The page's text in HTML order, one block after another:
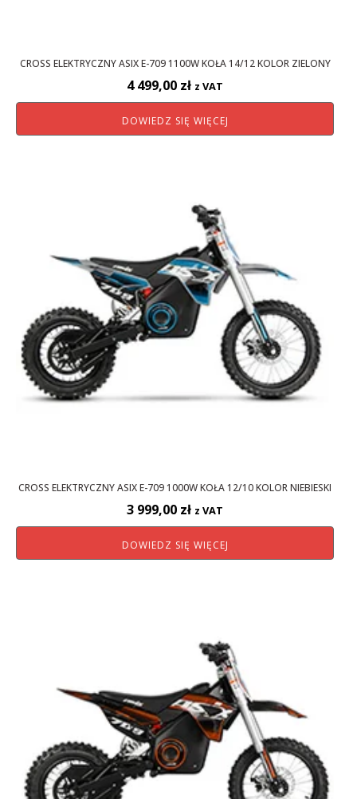
CROSS ELEKTRYCZNY ASIX E-709 1100W KOŁA 14/12 KOLOR ZIELONY
4 499,00 zł z VAT
DOWIEDZ SIĘ WIĘCEJ
CROSS ELEKTRYCZNY ASIX E-709 1000W KOŁA 12/10 KOLOR NIEBIESKI
3 999,00 zł z VAT
DOWIEDZ SIĘ WIĘCEJ